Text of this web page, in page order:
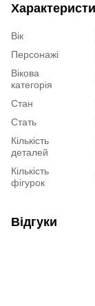
Вік
Персонажі
Вікова
категорія
Стан
Стать
Кількість
деталей
Кількість
фігурок
Відгуки